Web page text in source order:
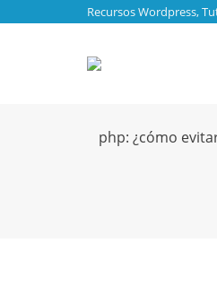
Recursos Wordpress,
php: ¿cómo